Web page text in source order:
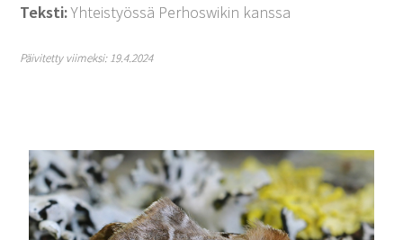
Teksti:Yhteistyössä Perhoswikin kanssa
Päivitetty viimeksi: 19.4.2024